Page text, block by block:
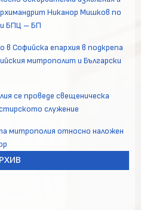
Никанор Мишков по
и БПЦ – БП
Софийска епархия в подкрепа
митрополит и Български
се проведе свещеническа
служение
митрополия относно наложен